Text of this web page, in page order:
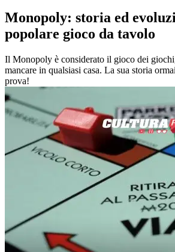
Monopoly: storia ed
popolare gioco da tavolo
Il Monopoly è considerato il gioco dei
mancare in qualsiasi casa. La sua storia
prova!